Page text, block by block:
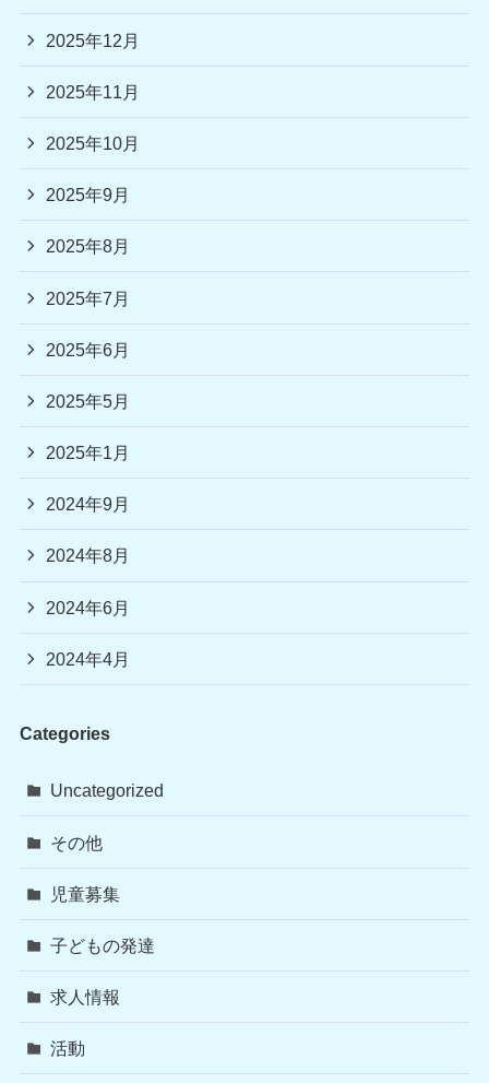
2025年12月
2025年11月
2025年10月
2025年9月
2025年8月
2025年7月
2025年6月
2025年5月
2025年1月
2024年9月
2024年8月
2024年6月
2024年4月
Categories
Uncategorized
その他
児童募集
子どもの発達
求人情報
活動